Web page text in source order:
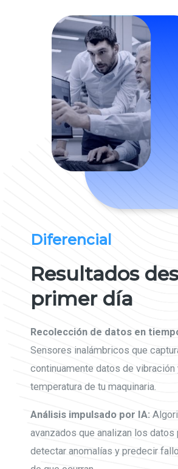
Diferencial
Resultados
primer día
Recolección de datos en
Sensores inalámbricos que
continuamente datos de vibración
temperatura de tu maquinaria.
Análisis impulsado por IA:
avanzados que analizan los datos
detectar anomalías y predecir